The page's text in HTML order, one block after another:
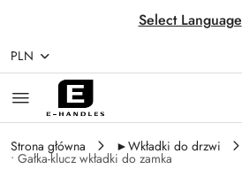
Select Language
Przejdź do treści głównej
Przejdź do wyszukiwarki
Przejdź do moje konto
Przejdź do menu głównego
Przejdź do opisu produktu
Przejdź do stopki
PLN
Strona główna ►Wkładki do drzwi
• Gałka-klucz wkładki do zamka